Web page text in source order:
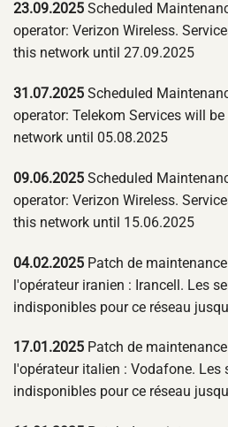
23.09.2025 Scheduled
operator: Verizon Wireless.
this network until 27.09.2025
31.07.2025 Scheduled
operator: Telekom Services will
network until 05.08.2025
09.06.2025 Scheduled
operator: Verizon Wireless.
this network until 15.06.2025
04.02.2025 Patch de
l'opérateur iranien : Irancell. Les
indisponibles pour ce réseau
17.01.2025 Patch de
l'opérateur italien : Vodafone. Les
indisponibles pour ce réseau